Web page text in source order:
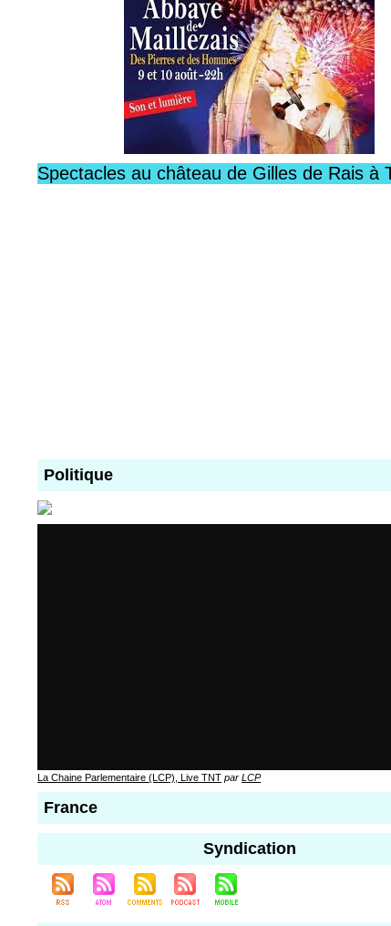
Spectacles au château de Gilles de Rais à
Politique
La Chaine Parlementaire (LCP), Live TNT parLCP
France
Syndication